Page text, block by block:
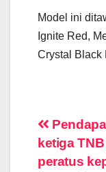
Model ini
Ignite Red,
Crystal Black
Post
ketiga
peratus